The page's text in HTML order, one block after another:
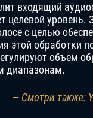
входящий
целевой уровень.
с целью
этой обработки
объем
диапазонам.
— Смотри также: